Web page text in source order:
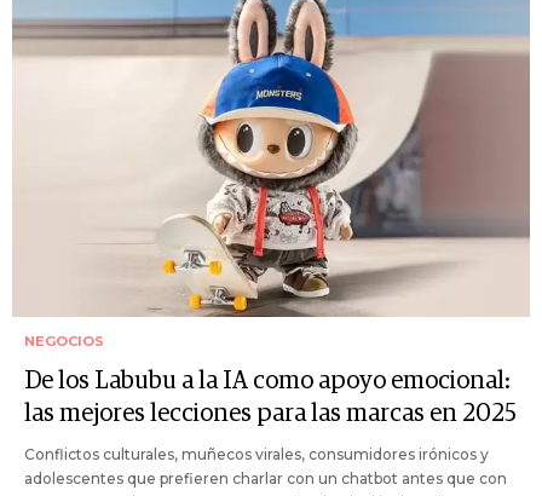
NEGOCIOS
De los Labubu a la IA como apoyo emocional:
las mejores lecciones para las marcas en 2025
Conflictos culturales, muñecos virales, consumidores irónicos y
adolescentes que prefieren charlar con un chatbot antes que con